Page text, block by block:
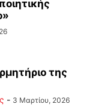
της
- 3 Μαρτίου, 2026